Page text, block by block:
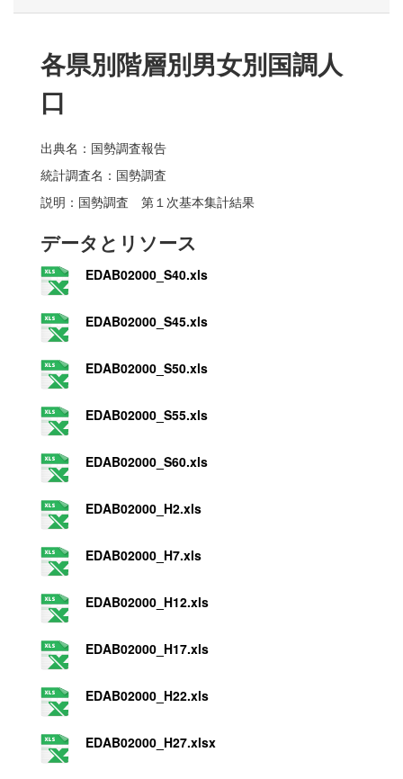
各県別階層別男女別国調人
口
出典名：国勢調査報告
統計調査名：国勢調査
説明：国勢調査 第１次基本集計結果
データとリソース
EDAB02000_S40.xls
EDAB02000_S45.xls
EDAB02000_S50.xls
EDAB02000_S55.xls
EDAB02000_S60.xls
EDAB02000_H2.xls
EDAB02000_H7.xls
EDAB02000_H12.xls
EDAB02000_H17.xls
EDAB02000_H22.xls
EDAB02000_H27.xlsx